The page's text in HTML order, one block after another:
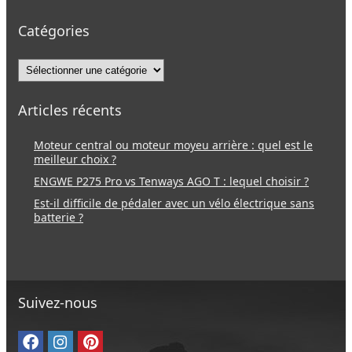
Catégories
Catégories
Articles récents
Moteur central ou moteur moyeu arrière : quel est le
meilleur choix ?
ENGWE P275 Pro vs Tenways AGO T : lequel choisir ?
Est-il difficile de pédaler avec un vélo électrique sans
batterie ?
Suivez-nous